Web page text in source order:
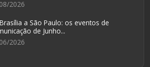
2026
a São Paulo: os eventos de
de Junho...
2026